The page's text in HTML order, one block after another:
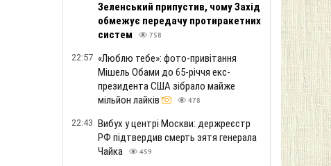
Зеленський припустив, чому Захід
обмежує передачу протиракетних
систем
758
22:57 «Люблю тебе»: фото-привітання
Мішель Обами до 65-річчя екс-
президента США зібрало майже
мільйон лайків
478
22:43 Вибух у центрі Москви: держреєстр
РФ підтвердив смерть зятя генерала
Чайка
459